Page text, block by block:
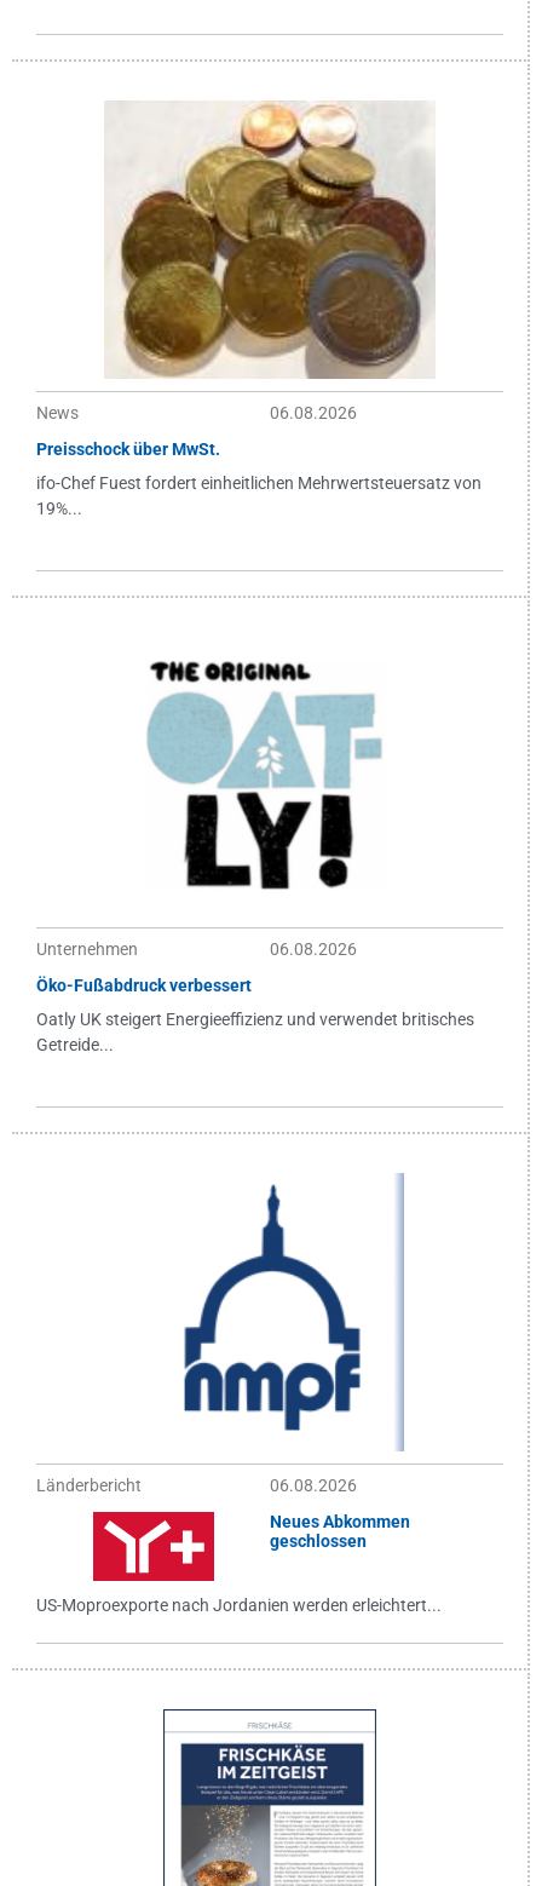
News
06.08.2026
Preisschock über MwSt.
ifo-Chef Fuest fordert einheitlichen Mehrwertsteuersatz von
19%...
Unternehmen
06.08.2026
Öko-Fußabdruck verbessert
Oatly UK steigert Energieeffizienz und verwendet britisches
Getreide...
Länderbericht
06.08.2026
Neues Abkommen
geschlossen
US-Moproexporte nach Jordanien werden erleichtert...